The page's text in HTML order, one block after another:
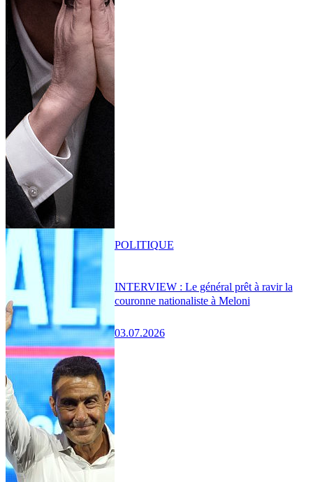
INTERVIEW : Le général prêt à ravir la
couronne nationaliste à Meloni
03.07.2026
POLITIQUE